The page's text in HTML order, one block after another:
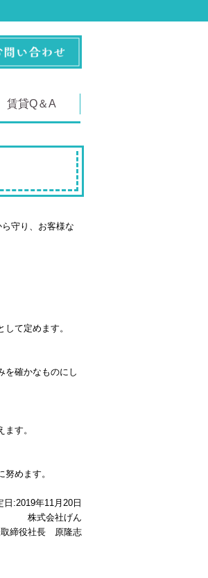
賃貸Q＆A
守り、お客様な
て定めます。
を確かなものにし
す。
めます。
日 :2019年11 月 20 日
株式会社げん
取締役社長 原隆志